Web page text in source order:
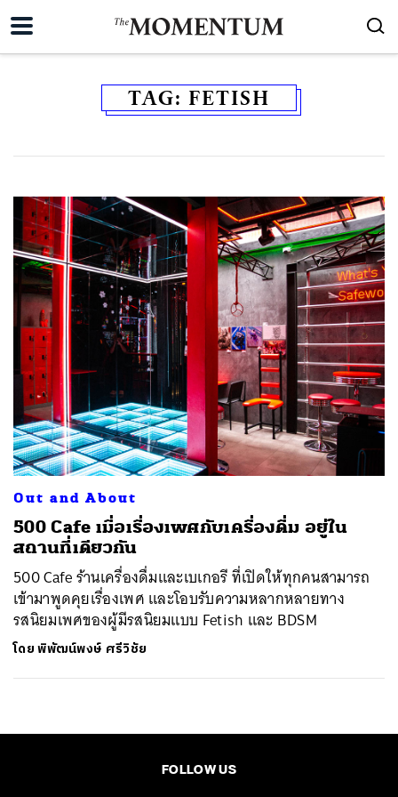
TAG: FETISH
Out and About
500 Cafe เมื่อเรื่องเพศกับเครื่องดื่ม อยู่ใน
สถานที่เดียวกัน
500 Cafe ร้านเครื่องดื่มและเบเกอรี ที่เปิดให้ทุกคนสามารถ
เข้ามาพูดคุยเรื่องเพศ และโอบรับความหลากหลายทาง
รสนิยมเพศของผู้มีรสนิยมแบบ Fetish และ BDSM
โดยพิพัฒน์พงษ์ ศรีวิชัย
FOLLOW US
ค้นหา
SHARE TWEET LINE EMAIL